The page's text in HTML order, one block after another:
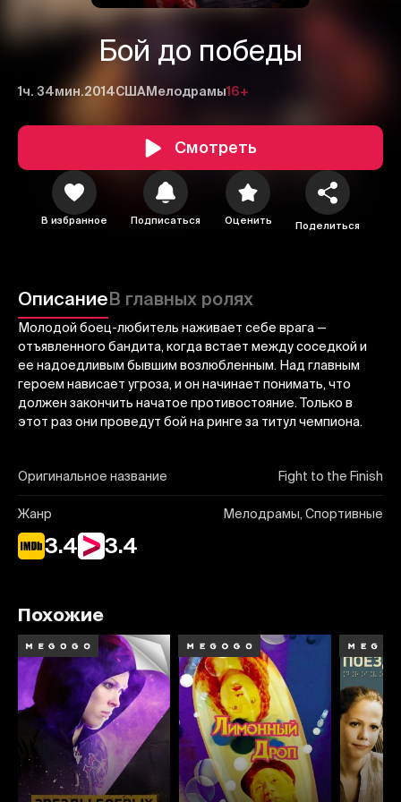
Бой до победы
1ч. 34мин.2014США Мелодрамы16+
Смотреть
В избранное Подписаться Оценить Поделиться
ОписаниеВ главных ролях
Молодой боец-любитель наживает себе врага —
отъявленного бандита, когда встает между соседкой и
ее надоедливым бывшим возлюбленным. Над главным
героем нависает угроза, и он начинает понимать, что
должен закончить начатое противостояние. Только в
этот раз они проведут бой на ринге за титул чемпиона.
Оригинальное название Fight to the Finish
Жанр Мелодрамы, Спортивные
3.4 3.4
1 2 3
Отправить
Похожие